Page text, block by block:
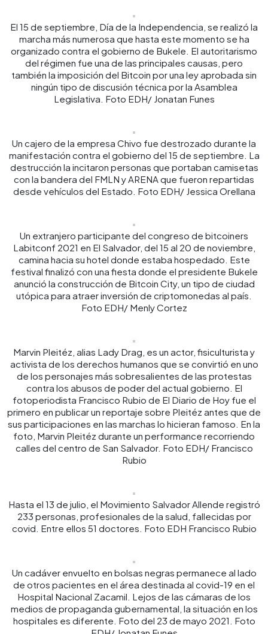
El 15 de septiembre, Día de la Independencia, se realizó la
marcha más numerosa que hasta este momento se ha
organizado contra el gobierno de Bukele. El autoritarismo
del régimen fue una de las principales causas, pero
también la imposición del Bitcoin por una ley aprobada sin
ningún tipo de discusión técnica por la Asamblea
Legislativa. Foto EDH/ Jonatan Funes
Un cajero de la empresa Chivo fue destrozado durante la
manifestación contra el gobierno del 15 de septiembre. La
destrucción la incitaron personas que portaban camisetas
con la bandera del FMLN y ARENA que fueron repartidas
desde vehículos del Estado. Foto EDH/ Jessica Orellana
Un extranjero participante del congreso de bitcoiners
Labitconf 2021 en El Salvador, del 15 al 20 de noviembre,
camina hacia su hotel donde estaba hospedado. Este
festival finalizó con una fiesta donde el presidente Bukele
anunció la construcción de Bitcoin City, un tipo de ciudad
utópica para atraer inversión de criptomonedas al país.
Foto EDH/ Menly Cortez
Marvin Pleitéz, alias Lady Drag, es un actor, fisiculturista y
activista de los derechos humanos que se convirtió en uno
de los personajes más sobresalientes de las protestas
contra los abusos de poder del actual gobierno. El
fotoperiodista Francisco Rubio de El Diario de Hoy fue el
primero en publicar un reportaje sobre Pleitéz antes que de
sus participaciones en las marchas lo hicieran famoso. En la
foto, Marvin Pleitéz durante un performance recorriendo
calles del centro de San Salvador. Foto EDH/ Francisco
Rubio
Hasta el 13 de julio, el Movimiento Salvador Allende registró
233 personas, profesionales de la salud, fallecidas por
covid. Entre ellos 51 doctores. Foto EDH Francisco Rubio
Un cadáver envuelto en bolsas negras permanece al lado
de otros pacientes en el área destinada al covid-19 en el
Hospital Nacional Zacamil. Lejos de las cámaras de los
medios de propaganda gubernamental, la situación en los
hospitales es diferente. Foto del 23 de mayo 2021. Foto